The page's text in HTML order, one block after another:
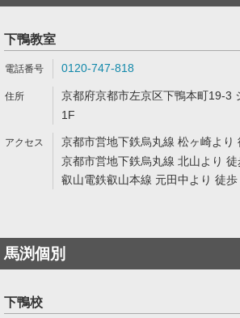
下鴨教室
0120-747-818
京都府京都市左京区下鴨本町19-3
1F
京都市営地下鉄烏丸線 松ヶ崎より
京都市営地下鉄烏丸線 北山より
叡山電鉄叡山本線 元田中より 徒
馬渕個別
下鴨校